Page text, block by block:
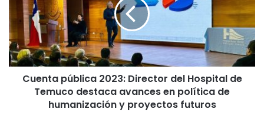
a
p
ú
b
Cuenta pública 2023: Director del Hospital de
Temuco destaca avances en política de
humanización y proyectos futuros